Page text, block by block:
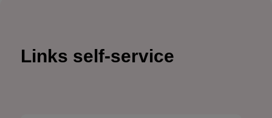
Links self-service